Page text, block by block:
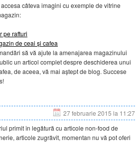
câteva imagini cu exemple de vitrine
pe rafturi
de ceai și cafea
să vă ajute la amenajarea magazinului
un articol complet despre deschiderea unui
de aceea, vă mai aștept de blog. Succese
27 februarie 2015 la 11:27
primit în legătură cu articole non-food de
articole zugrăvit, momentan nu vă pot oferi